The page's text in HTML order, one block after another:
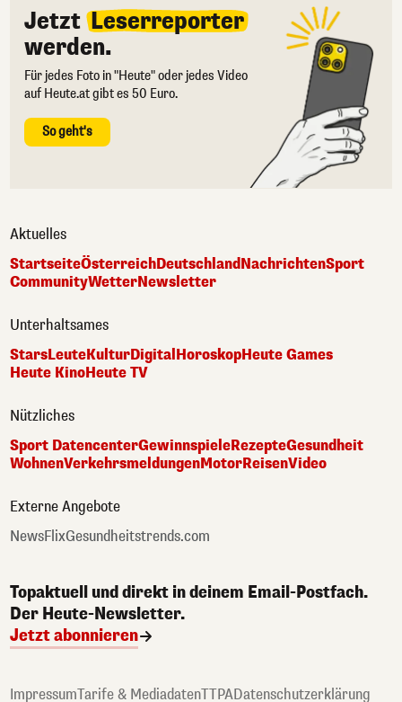
Jetzt Leserreporter
werden.
Für jedes Foto in "Heute" oder jedes Video
auf Heute.at gibt es 50 Euro.
So geht's
Aktuelles
StartseiteÖsterreichDeutschlandNachrichtenSport
CommunityWetterNewsletter
Unterhaltsames
StarsLeuteKulturDigital HoroskopHeute Games
Heute KinoHeute TV
Nützliches
Sport DatencenterGewinnspieleRezepteGesundheit
WohnenVerkehrsmeldungenMotorReisenVideo
Externe Angebote
NewsFlixGesundheitstrends.com
Topaktuell und direkt in deinem Email-Postfach.
Der Heute-Newsletter.
Jetzt abonnieren
ImpressumTarife & MediadatenTTPADatenschutzerklärung